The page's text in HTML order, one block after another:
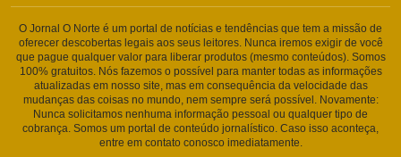
O Jornal O Norte é um portal de notícias e tendências que tem a missão de
oferecer descobertas legais aos seus leitores. Nunca iremos exigir de você
que pague qualquer valor para liberar produtos (mesmo conteúdos). Somos
100% gratuitos. Nós fazemos o possível para manter todas as informações
atualizadas em nosso site, mas em consequência da velocidade das
mudanças das coisas no mundo, nem sempre será possível. Novamente:
Nunca solicitamos nenhuma informação pessoal ou qualquer tipo de
cobrança. Somos um portal de conteúdo jornalístico. Caso isso aconteça,
entre em contato conosco imediatamente.